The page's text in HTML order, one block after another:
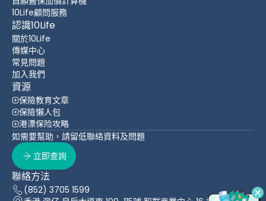
10Life顧問服務
認識10Life
關於10Life
傳媒中心
常見問題
加入我們
資源
保險教育文章
保險懶人包
港漂保险攻略
如需要幫助，請留低聯絡資料及問題
立即查詢
聯絡方法
(852) 3705 1599